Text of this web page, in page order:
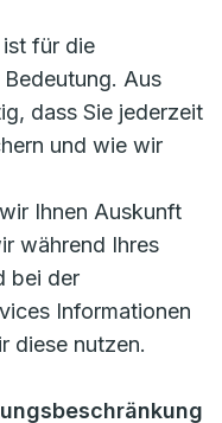
ist für die
Aus
dass Sie jederzeit
und wie wir
Ihnen Auskunft
während Ihres
bei der
Informationen
diese nutzen.